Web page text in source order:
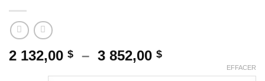
2 132,00 $ – 3 852,00 $Plage
EFFACER